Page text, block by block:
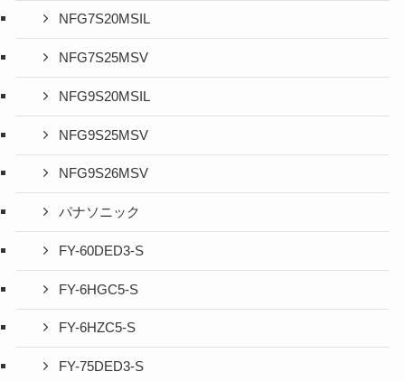
NFG7S20MSIL
NFG7S25MSV
NFG9S20MSIL
NFG9S25MSV
NFG9S26MSV
パナソニック
FY-60DED3-S
FY-6HGC5-S
FY-6HZC5-S
FY-75DED3-S